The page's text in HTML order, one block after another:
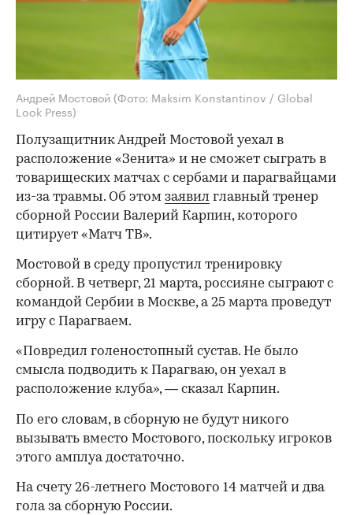
Андрей Мостовой (Фото: Maksim Konstantinov / Global
Look Press)
Полузащитник Андрей Мостовой уехал в
расположение «Зенита» и не сможет сыграть в
товарищеских матчах с сербами и парагвайцами
из-за травмы. Об этом заявил главный тренер
сборной России Валерий Карпин, которого
цитирует «Матч ТВ».
Мостовой в среду пропустил тренировку
сборной. В четверг, 21 марта, россияне сыграют с
командой Сербии в Москве, а 25 марта проведут
игру с Парагваем.
«Повредил голеностопный сустав. Не было
смысла подводить к Парагваю, он уехал в
расположение клуба», — сказал Карпин.
По его словам, в сборную не будут никого
вызывать вместо Мостового, поскольку игроков
этого амплуа достаточно.
На счету 26-летнего Мостового 14 матчей и два
гола за сборную России.